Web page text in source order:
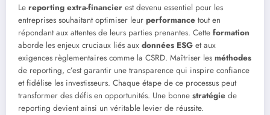
Le reporting extra-financier est devenu essentiel pour les
entreprises souhaitant optimiser leur performance tout en
répondant aux attentes de leurs parties prenantes. Cette formation
aborde les enjeux cruciaux liés aux données ESG et aux
exigences règlementaires comme la CSRD. Maîtriser les méthodes
de reporting, c’est garantir une transparence qui inspire confiance
et fidélise les investisseurs. Chaque étape de ce processus peut
transformer des défis en opportunités. Une bonne stratégie de
reporting devient ainsi un véritable levier de réussite.